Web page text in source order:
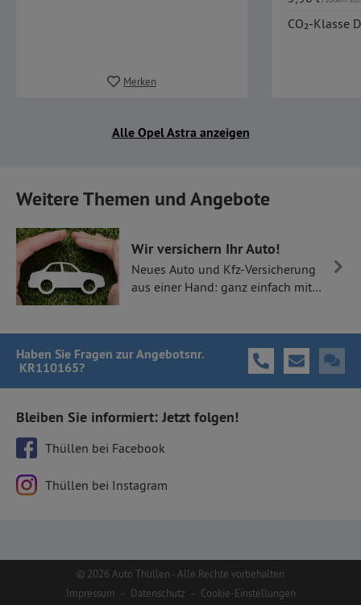
Merken
CO₂-Klasse D
Alle Opel Astra anzeigen
Weitere Themen und Angebote
Wir versichern Ihr Auto!
Neues Auto und Kfz-Versicherung
aus einer Hand: ganz einfach mit
Haben Sie Fragen zur Angebotsnr.
KR110165?
Bleiben Sie informiert: Jetzt folgen!
Thüllen bei Facebook
Thüllen bei Instagram
© 2026 Auto Thüllen - Alle Rechte vorbehalten
Impressum - Datenschutz - Cookie-Einstellungen